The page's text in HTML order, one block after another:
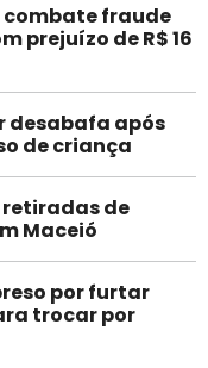
combate fraude
prejuízo de R$ 16
desabafa após
de criança
de
Maceió
por furtar
trocar por